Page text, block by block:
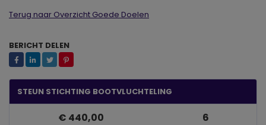
Terug naar Overzicht Goede Doelen
BERICHT DELEN
STEUN STICHTING BOOTVLUCHTELING
€ 440,00 6